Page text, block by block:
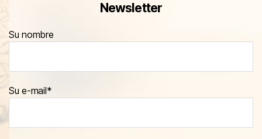
Newsletter
Su nombre
Su e-mail*